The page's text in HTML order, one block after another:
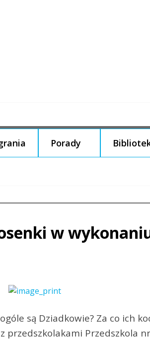
Porady
w
są Dziadkowie? Za co ich
przedszkolakami Przedszkola